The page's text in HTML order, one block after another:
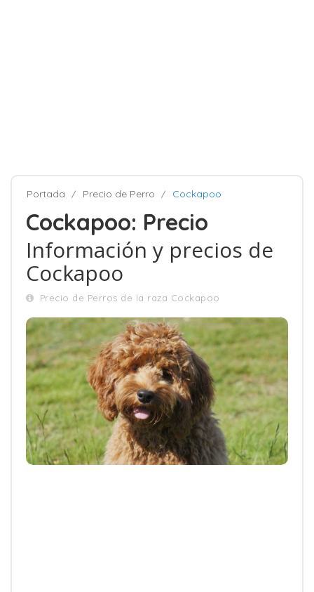
Portada Precio de Perro Cockapoo
Cockapoo: Precio
Información y precios de
Cockapoo
Precio de Perros de la raza Cockapoo